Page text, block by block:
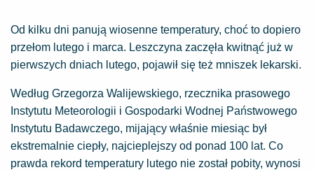
Od kilku dni panują wiosenne temperatury, choć to dopiero
przełom lutego i marca. Leszczyna zaczęła kwitnąć już w
pierwszych dniach lutego, pojawił się też mniszek lekarski.
Według Grzegorza Walijewskiego, rzecznika prasowego
Instytutu Meteorologii i Gospodarki Wodnej Państwowego
Instytutu Badawczego, mijający właśnie miesiąc był
ekstremalnie ciepły, najcieplejszy od ponad 100 lat. Co
prawda rekord temperatury lutego nie został pobity, wynosi